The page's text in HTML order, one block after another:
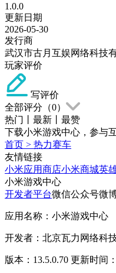
1.0.0
更新日期
2026-05-30
发行商
武汉市古月互娱网络科技
玩家评价
写评价
全部评分（0）
热门
最新
最赞
下载小米游戏中心，参与
首页 > 热力赛车
友情链接
小米应用商店小米商城英
小米游戏中心
开发者平台微信公众号微
应用名称：小米游戏中心
开发者：北京瓦力网络科
版本：13.5.0.70 更新时间